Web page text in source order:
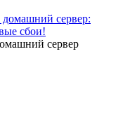
сервер:
сбои!
сервер